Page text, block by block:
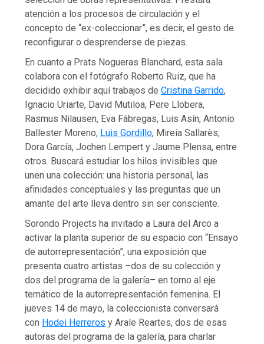
atención a los procesos de circulación y el
concepto de “ex-coleccionar”, es decir, el gesto de
reconfigurar o desprenderse de piezas.
En cuanto a Prats Nogueras Blanchard, esta sala
colabora con el fotógrafo Roberto Ruiz, que ha
decidido exhibir aquí trabajos deCristina Garrido,
Ignacio Uriarte, David Mutiloa, Pere Llobera,
Rasmus Nilausen, Eva Fàbregas, Luis Asín, Antonio
Ballester Moreno, Luis Gordillo, Mireia Sallarès,
Dora García, Jochen Lempert y Jaume Plensa, entre
otros. Buscará estudiar los hilos invisibles que
unen una colección: una historia personal, las
afinidades conceptuales y las preguntas que un
amante del arte lleva dentro sin ser consciente.
Sorondo Projects ha invitado a Laura del Arco a
activar la planta superior de su espacio con “Ensayo
de autorrepresentación”, una exposición que
presenta cuatro artistas –dos de su colección y
dos del programa de la galería– en torno al eje
temático de la autorrepresentación femenina. El
jueves 14 de mayo, la coleccionista conversará
con Hodei Herreros y Arale Reartes, dos de esas
autoras del programa de la galería, para charlar